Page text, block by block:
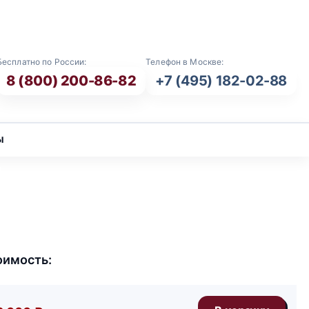
по России:
8 (800) 200-86-82
Телефон в Москве:
+7 (495) 182-02-88